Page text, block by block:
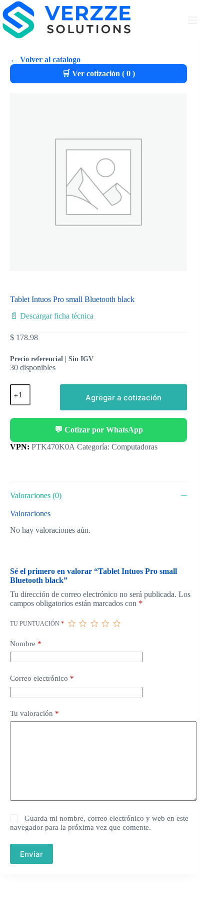
← Volver al catalogo
🛒 Ver cotización ( 0)
Tablet Intuos Pro small Bluetooth black
📄 Descargar ficha técnica
$ 178.98
Precio referencial | Sin IGV
30 disponibles
Agregar a cotización
💬 Cotizar por WhatsApp
Categoría: Computadoras
Valoraciones (0)
Valoraciones
No hay valoraciones aún.
Sé el primero en valorar “Tablet Intuos Pro small
Bluetooth black”
Tu dirección de correo electrónico no será publicada. Los
campos obligatorios están marcados con *
TU PUNTUACIÓN *
Nombre *
Correo electrónico *
Tu valoración *
Guarda mi nombre, correo electrónico y web en este
navegador para la próxima vez que comente.
Enviar